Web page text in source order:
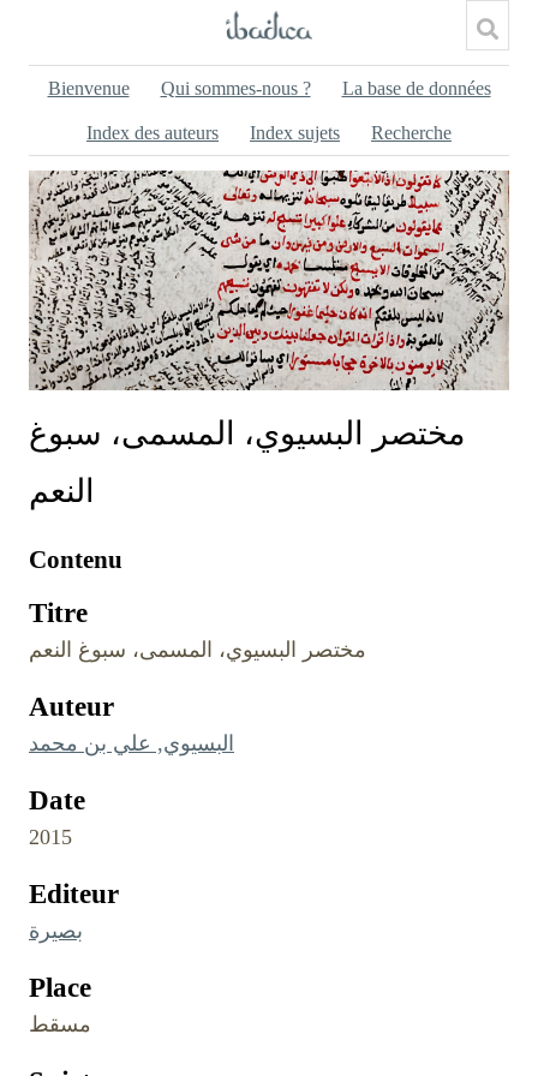
Bienvenue Qui sommes-nous ? La base de données
Index des auteurs Index sujets Recherche
مختصر البسيوي، المسمى، سبوغ
النعم
Contenu
Titre
مختصر البسيوي، المسمى، سبوغ النعم
Auteur
البسيوي, علي بن محمد
Date
2015
Editeur
بصيرة
Place
مسقط